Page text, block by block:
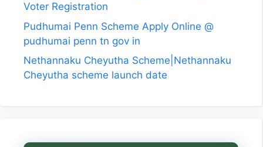
Voter Registration
Pudhumai Penn Scheme Apply Online @
pudhumai penn tn gov in
Nethannaku Cheyutha Scheme|Nethannaku
Cheyutha scheme launch date